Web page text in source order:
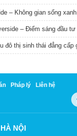
– Không gian sống
– Điểm sáng đầu
đô thị sinh thái đẳng cấp
Pháp lý Liên hệ
NỘI